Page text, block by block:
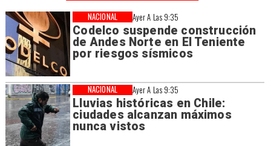
Ayer A Las 9:35
Codelco suspende construcción
de Andes Norte en El Teniente
por riesgos sísmicos
NACIONAL
Ayer A Las 9:35
Lluvias históricas en Chile:
ciudades alcanzan máximos
nunca vistos
NACIONAL